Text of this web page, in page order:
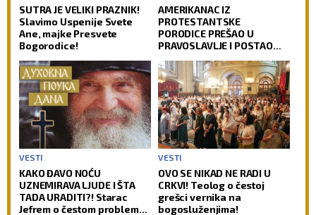
SUTRA JE VELIKI PRAZNIK!
Slavimo Uspenije Svete
Ane, majke Presvete
Bogorodice!
AMERIKANAC IZ
PROTESTANTSKE
PORODICE PREŠAO U
PRAVOSLAVLJE I POSTAO
najuglednijih teologa
današnjice govori o svom
putu preobraćenja
VESTI
KAKO ĐAVO NOĆU
UZNEMIRAVA LJUDE I ŠTA
TADA URADITI?! Starac
Jefrem o čestom problemu
VESTI
OVO SE NIKAD NE RADI U
CRKVI! Teolog o čestoj
grešci vernika na
bogosluženjima!